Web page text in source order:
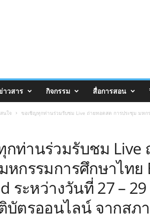
าวสาร กิจกรรม สื่อการสอน
นใจ
ขอเชิญทุกท่านร่วมรับชม Live ถ่ายทอดสด การประชุม มหก
ท่านร่วมรับชม Live
หกรรมการศึกษาไทย
ระหว่างวันที่ 27 –
บัตรออนไลน์ จากสภ